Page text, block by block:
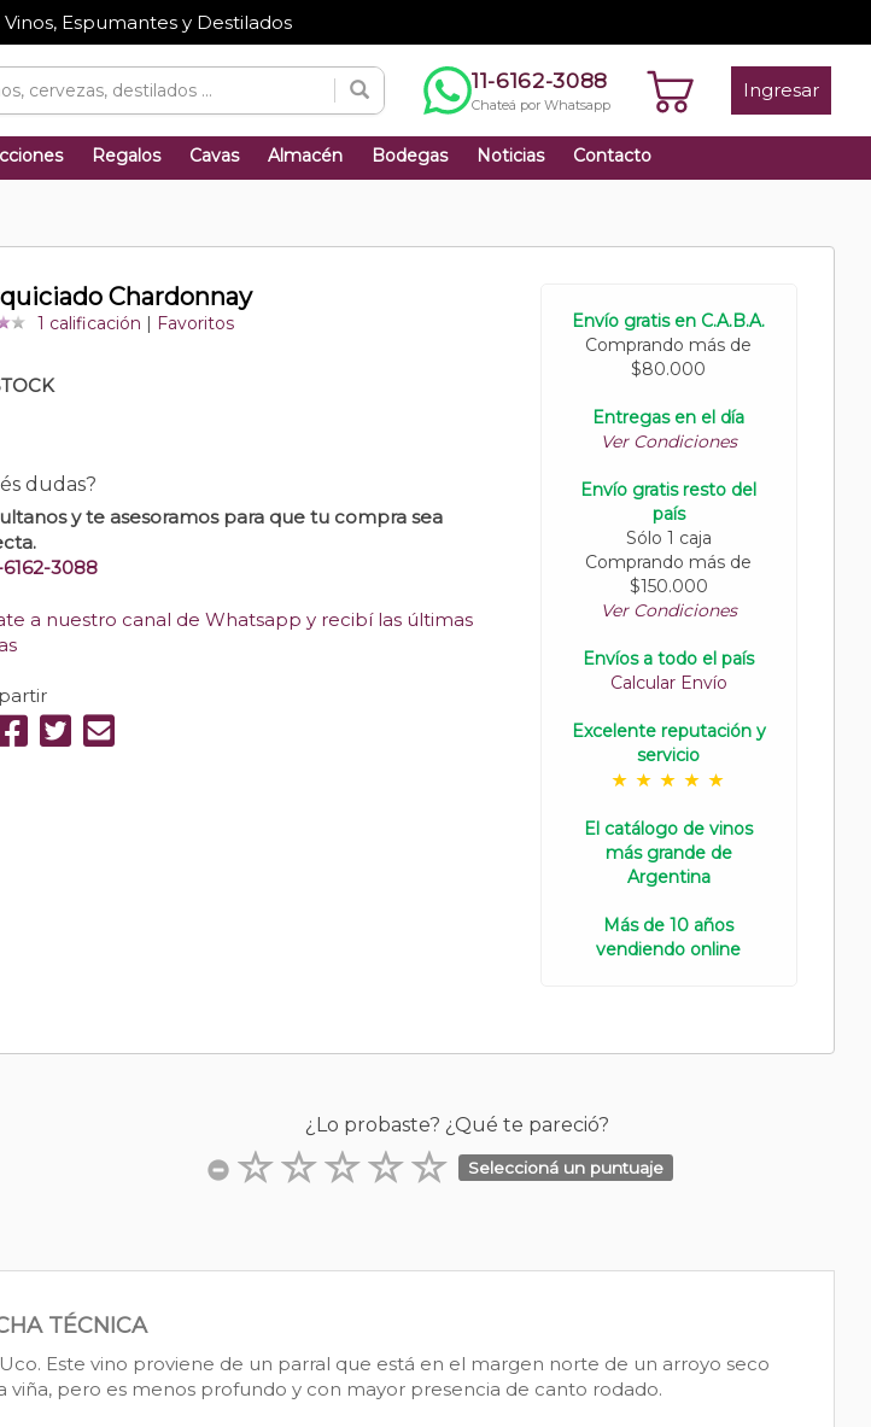
Espumantes y Destilados
11-6162-3088
Chateá por Whatsapp
Ingresar
Regalos Cavas Almacén Bodegas Noticias Contacto
Chardonnay
1 calificación Favoritos
dudas?
y te asesoramos para que tu compra sea
6162-3088
a nuestro canal de Whatsapp y recibí las últimas
Envío gratis en C.A.B.A.
Comprando más de
$80.000
Entregas en el día
Ver Condiciones
Envío gratis resto del
país
Sólo 1 caja
Comprando más de
$150.000
Ver Condiciones
Envíos a todo el país
Calcular Envío
Excelente reputación y
servicio
El catálogo de vinos
más grande de
Argentina
Más de 10 años
vendiendo online
¿Lo probaste? ¿Qué te pareció?
Seleccioná un puntuaje
TÉCNICA
Este vino proviene de un parral que está en el margen norte de un arroyo seco
pero es menos profundo y con mayor presencia de canto rodado.